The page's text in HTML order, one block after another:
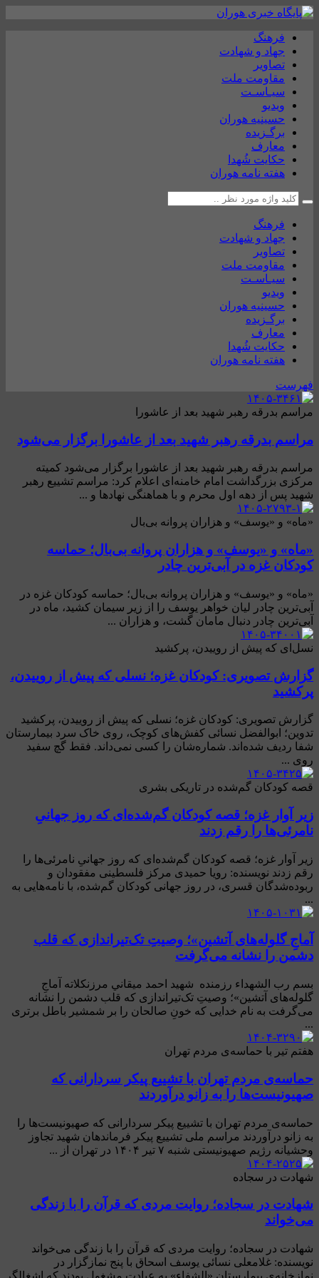
فرهنگ
جهاد و شهادت
تصاویر
مقاومت ملت
سیـاسـت
ویدیو
حسینیه هوران
برگـزیده
معارف
حکایت شُهدا
هفته نامه هوران
فرهنگ
جهاد و شهادت
تصاویر
مقاومت ملت
سیـاسـت
ویدیو
حسینیه هوران
برگـزیده
معارف
حکایت شُهدا
هفته نامه هوران
فهرست
مراسم بدرقه رهبر شهید بعد از عاشورا
مراسم بدرقه رهبر شهید بعد از عاشورا برگزار می‌شود
مراسم بدرقه رهبر شهید بعد از عاشورا برگزار می‌شود کمیته
مرکزی بزرگداشت امام خامنه‌ای اعلام کرد: مراسم تشییع رهبر
شهید پس از دهه اول محرم و با هماهنگی نهادها و ...
«ماه» و «یوسف» و هزاران پروانه بی‌بال
«ماه» و «یوسف» و هزاران پروانه بی‌بال؛ حماسه
کودکان غزه در آبی‌ترین چادر
«ماه» و «یوسف» و هزاران پروانه بی‌بال؛ حماسه کودکان غزه در
آبی‌ترین چادر لیان خواهر یوسف را از زیر سیمان کشید، ماه در
آبی‌ترین چادر دنبال مامان گشت، و هزاران ...
نسل‌ای که پیش از روییدن، پرکشید
گزارش تصویری: کودکان غزه؛ نسلی که پیش از روییدن،
پرکشید
گزارش تصویری: کودکان غزه؛ نسلی که پیش از روییدن، پرکشید
تدوین؛ ابوالفضل نسائی کفش‌های کوچک، روی خاک سرد بیمارستان
شفا ردیف شده‌اند. شماره‌شان را کسی نمی‌داند. فقط گچ سفید
روی ...
قصه کودکان گم‌شده‌ در تاریکی بشری
زیر آوار غزه؛ قصه کودکان گم‌شده‌ای که روز جهانیِ
نامرئی‌ها را رقم زدند
زیر آوار غزه؛ قصه کودکان گم‌شده‌ای که روز جهانیِ نامرئی‌ها را
رقم زدند نویسنده: رویا حمیدی مرکز فلسطینی مفقودان و
ربوده‌شدگان قسری، در روز جهانی کودکان گم‌شده، با نامه‌هایی به
...
آماجِ گلوله‌های آتشین»؛ وصیتِ تک‌تیراندازی که قلب
دشمن را نشانه می‌گرفت
بسم رب الشهداء رزمنده شهيد احمد ميقاني مرزنكلاته آماجِ
گلوله‌های آتشین»؛ وصیتِ تک‌تیراندازی که قلب دشمن را نشانه
می‌گرفت به نام خدایی که خونِ صالحان را بر شمشیر باطل برتری
...
هفتم تیر با حماسه‌ی مردم تهران
حماسه‌ی مردم تهران با تشییع پیکر سردارانی که
صهیونیست‌ها را به زانو درآوردند
حماسه‌ی مردم تهران با تشییع پیکر سردارانی که صهیونیست‌ها را
به زانو درآوردند مراسم ملی تشییع پیکر فرماندهان شهید تجاوز
وحشیانه رژیم صهیونیستی شنبه ۷ تیر ۱۴۰۴ در تهران از ...
شهادت در سجاده
شهادت در سجاده؛ روایت مردی که قرآن را با زندگی
می‌خواند
شهادت در سجاده؛ روایت مردی که قرآن را با زندگی می‌خواند
نویسنده: غلامعلی نسائی یوسف اسحاق با پنج نمازگزار در
نمازخانه‌ی بیمارستان «الشفاء» به عبادت مشغول بودند که اشغالگر